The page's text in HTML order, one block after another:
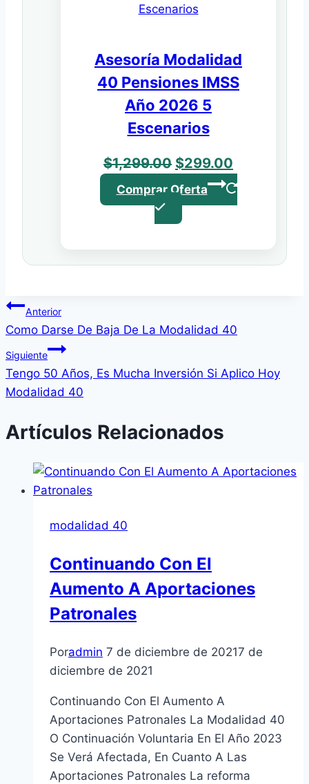
Asesoría Modalidad
40 Pensiones IMSS
Año 2026 5
Escenarios
$1,299.00 El
precio
original
era:
$1,299.00.
$299.00
precio
actual
$299.00.
Comprar Oferta
Navegación
de
entradas
Anterior
Como Darse De Baja De La Modalidad 40
Siguiente
Tengo 50 Años, Es Mucha Inversión Si Aplico Hoy
Modalidad 40
Artículos Relacionados
modalidad 40
Continuando Con El
Aumento A Aportaciones
Patronales
Poradmin 7 de diciembre de 20217 de
diciembre de 2021
Continuando Con El Aumento A
Aportaciones Patronales La Modalidad 40
O Continuación Voluntaria En El Año 2023
Se Verá Afectada, En Cuanto A Las
Aportaciones Patronales La reforma